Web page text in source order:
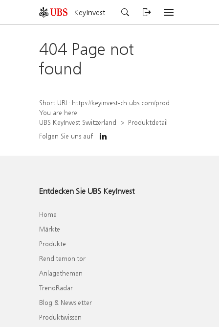
KeyInvest
404 Page not
found
Short URL: https://keyinvest-ch.ubs.com/produkt/detail/index/isin/CH1578404829
You are here:
UBS KeyInvest Switzerland
Produktdetail
Folgen Sie uns auf
Entdecken Sie UBS KeyInvest
Home
Märkte
Produkte
Renditemonitor
Anlagethemen
TrendRadar
Blog & Newsletter
Produktwissen